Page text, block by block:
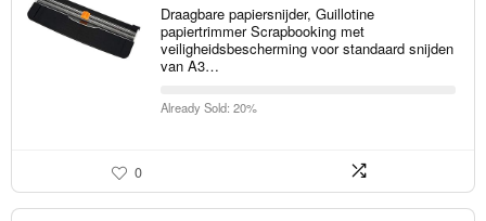
Draagbare papiersnijder, Guillotine
papiertrimmer Scrapbooking met
veiligheidsbescherming voor standaard snijden
van A3…
Already Sold: 20%
0